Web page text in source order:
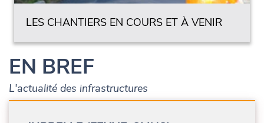
LES CHANTIERS EN COURS ET À VENIR
EN BREF
L'actualité des infrastructures